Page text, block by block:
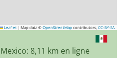
Leaflet | Map data © OpenStreetMap contributors, CC-BY-SA
8,11 km en ligne